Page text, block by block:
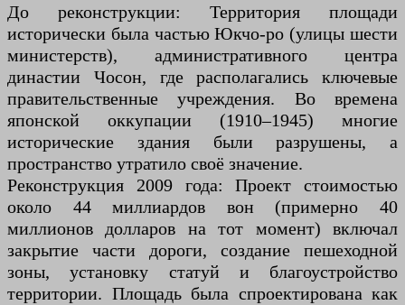
До реконструкции: Территория площади
исторически была частью Юкчо-ро (улицы шести
министерств), административного центра
династии Чосон, где располагались ключевые
правительственные учреждения. Во времена
японской оккупации (1910–1945) многие
исторические здания были разрушены, а
пространство утратило своё значение.
Реконструкция 2009 года: Проект стоимостью
около 44 миллиардов вон (примерно 40
миллионов долларов на тот момент) включал
закрытие части дороги, создание пешеходной
зоны, установку статуй и благоустройство
территории. Площадь была спроектирована как